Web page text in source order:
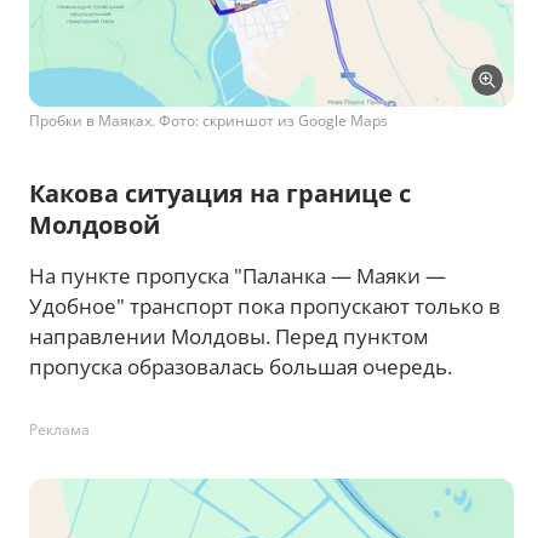
Пробки в Маяках. Фото: скриншот из Google Maps
Какова ситуация на границе с
Молдовой
На пункте пропуска "Паланка — Маяки —
Удобное" транспорт пока пропускают только в
направлении Молдовы. Перед пунктом
пропуска образовалась большая очередь.
Реклама